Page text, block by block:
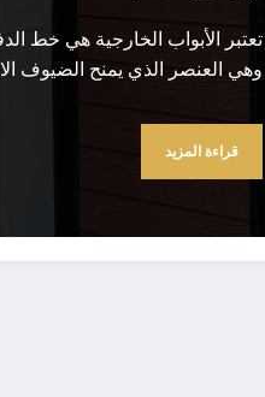
تعتبر الأبواب الخارجية هي خط
وهي العنصر الذي يمنح الضيوف
قراءة المزيد